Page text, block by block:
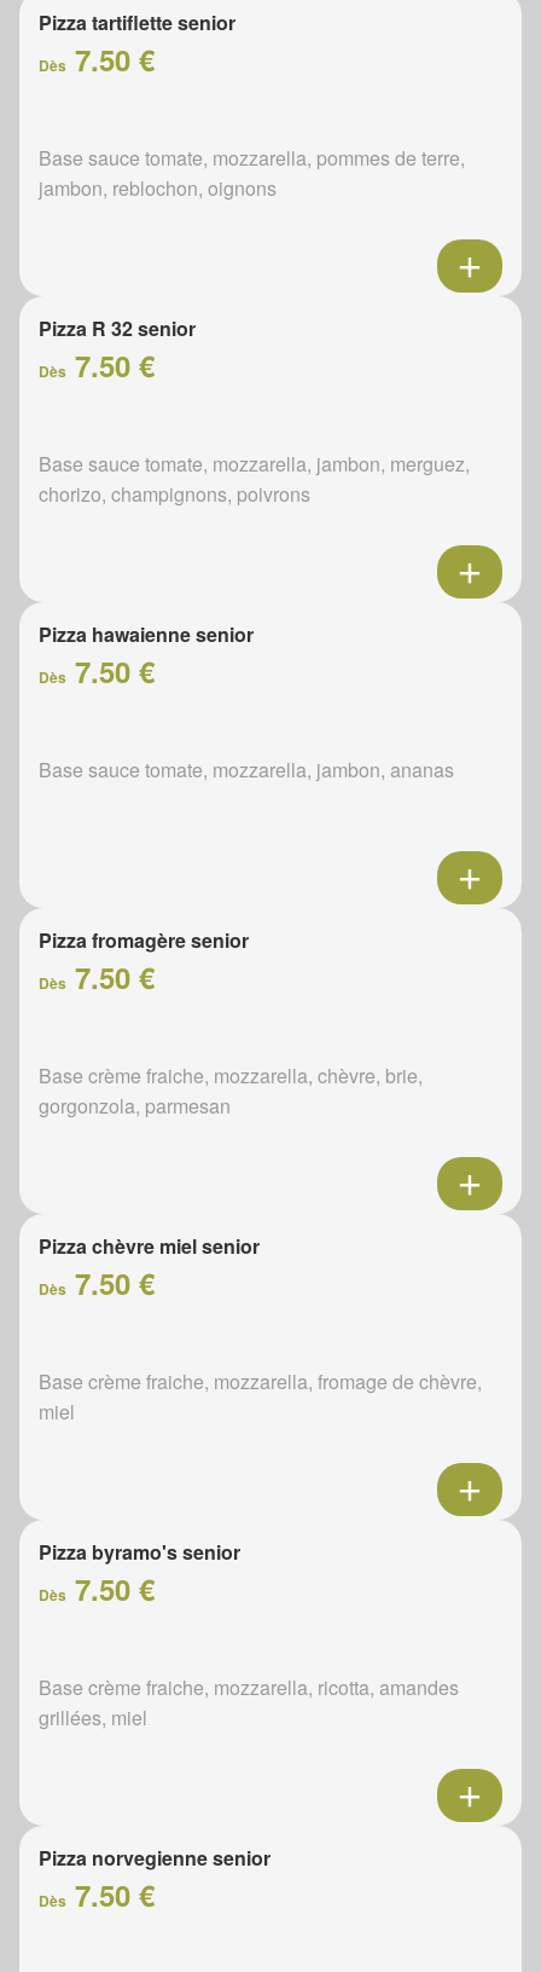
Pizza tartiflette senior
Dès 7.50 €
Base sauce tomate, mozzarella, pommes de terre,
jambon, reblochon, oignons
Pizza R 32 senior
Dès 7.50 €
Base sauce tomate, mozzarella, jambon, merguez,
chorizo, champignons, poivrons
Pizza hawaienne senior
Dès 7.50 €
Base sauce tomate, mozzarella, jambon, ananas
Pizza fromagère senior
Dès 7.50 €
Base crème fraiche, mozzarella, chèvre, brie,
gorgonzola, parmesan
Pizza chèvre miel senior
Dès 7.50 €
Base crème fraiche, mozzarella, fromage de chèvre,
miel
Pizza byramo's senior
Dès 7.50 €
Base crème fraiche, mozzarella, ricotta, amandes
grillées, miel
Pizza norvegienne senior
Dès 7.50 €